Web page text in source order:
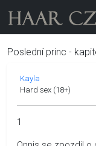
Poslední princ -
Kayla
Hard sex (18+)
1